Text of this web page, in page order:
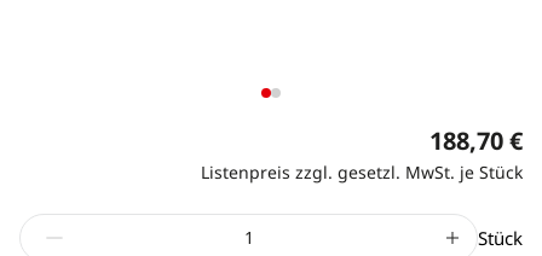
188,70 €
Listenpreis zzgl. gesetzl. MwSt. je Stück
Stück